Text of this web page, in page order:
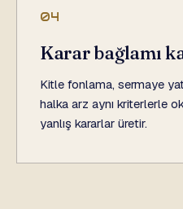
04
Karar bağlamı
Kitle fonlama, sermaye
halka arz aynı kriterlerle
yanlış kararlar üretir.